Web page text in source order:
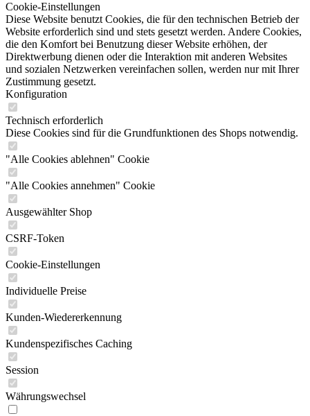
Cookie-Einstellungen
Diese Website benutzt Cookies, die für den technischen Betrieb der
Website erforderlich sind und stets gesetzt werden. Andere Cookies,
die den Komfort bei Benutzung dieser Website erhöhen, der
Direktwerbung dienen oder die Interaktion mit anderen Websites
und sozialen Netzwerken vereinfachen sollen, werden nur mit Ihrer
Zustimmung gesetzt.
Konfiguration
Technisch erforderlich
Diese Cookies sind für die Grundfunktionen des Shops notwendig.
"Alle Cookies ablehnen" Cookie
"Alle Cookies annehmen" Cookie
Ausgewählter Shop
CSRF-Token
Cookie-Einstellungen
Individuelle Preise
Kunden-Wiedererkennung
Kundenspezifisches Caching
Session
Währungswechsel